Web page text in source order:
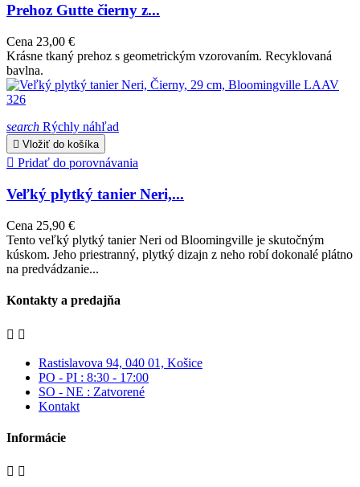
Prehoz Gutte čierny z...
Cena 23,00 €
Krásne tkaný prehoz s geometrickým vzorovaním. Recyklovaná
bavlna.
search Rýchly náhľad
 Vložiť do košíka
 Pridať do porovnávania
Veľký plytký tanier Neri,...
Cena 25,90 €
Tento veľký plytký tanier Neri od Bloomingville je skutočným
kúskom. Jeho priestranný, plytký dizajn z neho robí dokonalé plátno
na predvádzanie...
Kontakty a predajňa
 
Rastislavova 94, 040 01, Košice
PO - PI : 8:30 - 17:00
SO - NE : Zatvorené
Kontakt
Informácie
 